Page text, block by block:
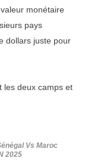
monétaire
pays
dollars juste pour
les deux camps et
Vs Maroc
2025